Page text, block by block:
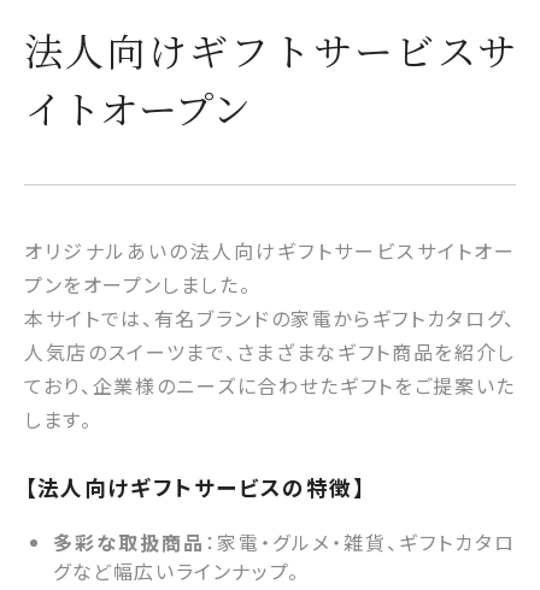
法人向けギフトサービスサ
イトオープン
オリジナルあいの法人向けギフトサービスサイトオー
プンをオープンしました。
本サイトでは、有名ブランドの家電からギフトカタログ、
人気店のスイーツまで、さまざまなギフト商品を紹介し
ており、企業様のニーズに合わせたギフトをご提案いた
します。
【法人向けギフトサービスの特徴】
多彩な取扱商品 ：家電・グルメ・雑貨、ギフトカタロ
グなど幅広いラインナップ。